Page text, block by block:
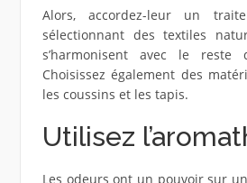
Alors, accordez-leur un
sélectionnant des textiles
s’harmonisent avec le reste
Choisissez également des
les coussins et les tapis.
Utilisez
Les odeurs ont un pouvoir sur